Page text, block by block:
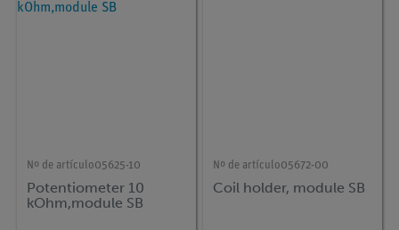
Nº de artículo05625-10
Potentiometer 10
kOhm,module SB
Nº de artículo05672-00
Coil holder, module SB